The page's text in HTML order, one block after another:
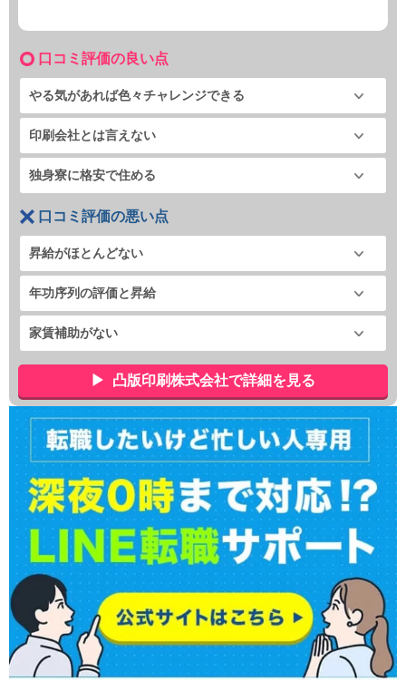
口コミ評価の良い点
やる気があれば色々チャレンジできる
印刷会社とは言えない
独身寮に格安で住める
口コミ評価の悪い点
昇給がほとんどない
年功序列の評価と昇給
家賃補助がない
凸版印刷株式会社で詳細を見る